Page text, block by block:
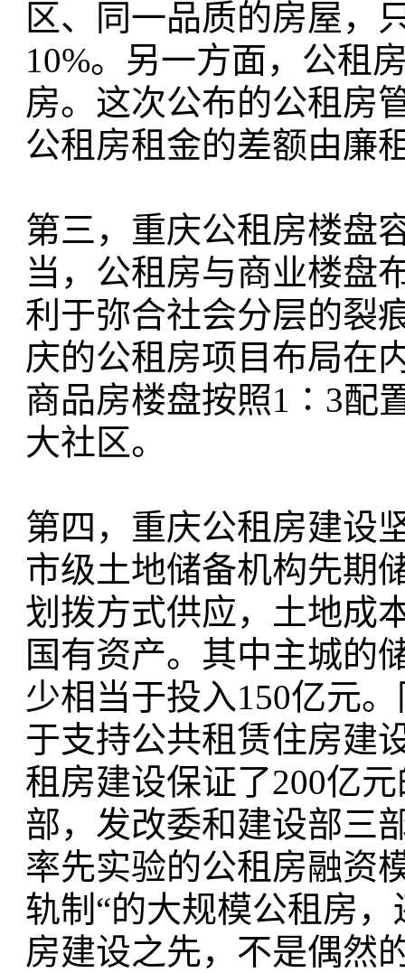
区、同一品质的房屋，
10%。另一方面，公租
房。这次公布的公租房
公租房租金的差额由廉
第三，重庆公租房楼盘
当，公租房与商业楼盘
利于弥合社会分层的裂
庆的公租房项目布局在
商品房楼盘按照1∶3配
大社区。
第四，重庆公租房建设
市级土地储备机构先期
划拨方式供应，土地成
国有资产。其中主城的
少相当于投入150亿元
于支持公共租赁住房建
租房建设保证了200亿
部，发改委和建设部三
率先实验的公租房融资
轨制“的大规模公租房
房建设之先，不是偶然